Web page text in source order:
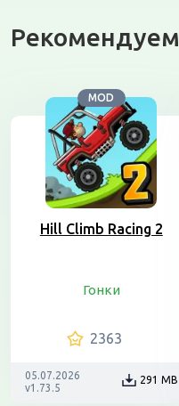
Рекомендуем
MOD
Hill Climb Racing 2
Гонки
2363
05.07.2026
v1.73.5
291 MB